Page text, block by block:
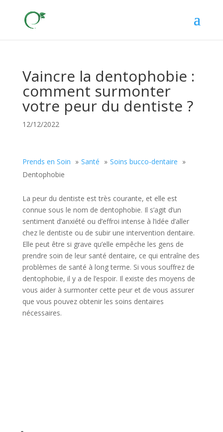
Vaincre la dentophobie :
comment surmonter
votre peur du dentiste ?
12/12/2022
Prends en Soin Santé
Soins bucco-dentaire
Dentophobie
La peur du dentiste est très courante, et elle est
connue sous le nom de dentophobie. Il s’agit d’un
sentiment d’anxiété ou d’effroi intense à l’idée d’aller
chez le dentiste ou de subir une intervention dentaire.
Elle peut être si grave qu’elle empêche les gens de
prendre soin de leur santé dentaire, ce qui entraîne des
problèmes de santé à long terme. Si vous souffrez de
dentophobie, il y a de l’espoir. Il existe des moyens de
vous aider à surmonter cette peur et de vous assurer
que vous pouvez obtenir les soins dentaires
nécessaires.